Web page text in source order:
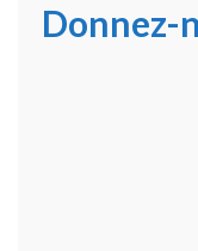
Donnez-